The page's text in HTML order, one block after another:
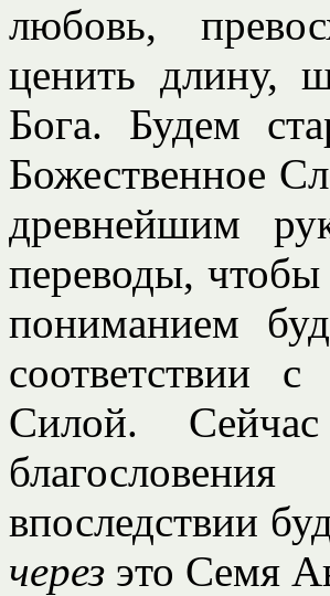
любовь,
ценить длину,
Бога. Будем
Божественное
древнейшим
переводы,
пониманием
соответствии
Силой.
впоследствии
через это Семя